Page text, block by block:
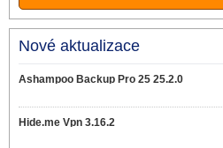
Nové aktualizace
Ashampoo Backup Pro 25 25.2.0
Hide.me Vpn 3.16.2